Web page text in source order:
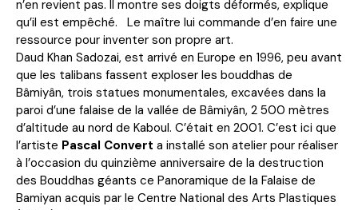
n’en revient pas. Il montre ses doigts déformés, explique
qu’il est empêché. Le maître lui commande d’en faire une
ressource pour inventer son propre art.
Daud Khan Sadozai, est arrivé en Europe en 1996, peu avant
que les talibans fassent exploser les bouddhas de
Bâmiyân, trois statues monumentales, excavées dans la
paroi d’une falaise de la vallée de Bâmiyân, 2 500 mètres
d’altitude au nord de Kaboul. C’était en 2001. C’est ici que
l’artiste Pascal Convert a installé son atelier pour réaliser
à l’occasion du quinzième anniversaire de la destruction
des Bouddhas géants ce Panoramique de la Falaise de
Bamiyan acquis par le Centre National des Arts Plastiques